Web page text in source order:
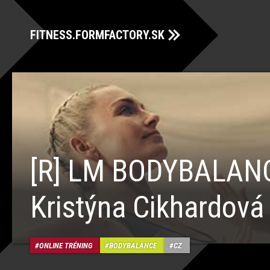
FITNESS.FORMFACTORY.SK
[R] LM
Kristýna Cikhardová
ONLINE TRÉNING BODYBALANCE CZ